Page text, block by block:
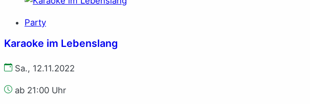
Party
Karaoke im Lebenslang
Sa., 12.11.2022
ab 21:00 Uhr